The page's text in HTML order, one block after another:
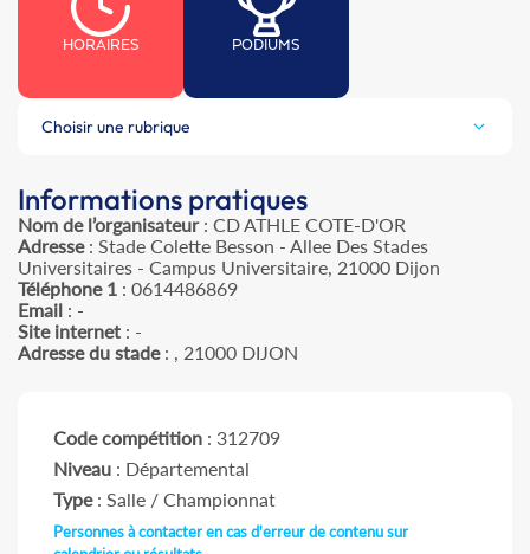
HORAIRES PODIUMS
Choisir une rubrique
Informations pratiques
Nom de l’organisateur: CD ATHLE COTE-D'OR
Adresse: Stade Colette Besson - Allee Des Stades
Universitaires - Campus Universitaire, 21000 Dijon
Téléphone 1 : 0614486869
Email : -
Site internet : -
Adresse du stade: , 21000 DIJON
Code compétition : 312709
Niveau : Départemental
Type: Salle / Championnat
Personnes à contacter en cas d'erreur de contenu sur